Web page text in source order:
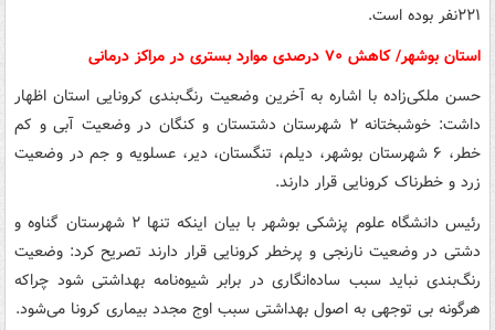
۲۲۱نفر بوده است.
استان بوشهر/ کاهش ۷۰ درصدی موارد بستری در مراکز درمانی
حسن ملکی‌زاده با اشاره به آخرین وضعیت رنگ‌بندی کرونایی استان اظهار
داشت: خوشبختانه ۲ شهرستان دشتستان و کنگان در وضعیت آبی و کم
خطر، ۶ شهرستان بوشهر، دیلم، تنگستان، دیر، عسلویه و جم در وضعیت
زرد و خطرناک کرونایی قرار دارند.
رئیس دانشگاه علوم پزشکی بوشهر با بیان اینکه تنها ۲ شهرستان گناوه و
دشتی در وضعیت نارنجی و پرخطر کرونایی قرار دارند تصریح کرد: وضعیت
رنگ‌بندی نباید سبب ساده‌انگاری در برابر شیوه‌نامه بهداشتی شود چراکه
هرگونه بی توجهی به اصول بهداشتی سبب اوج مجدد بیماری کرونا می‌شود.